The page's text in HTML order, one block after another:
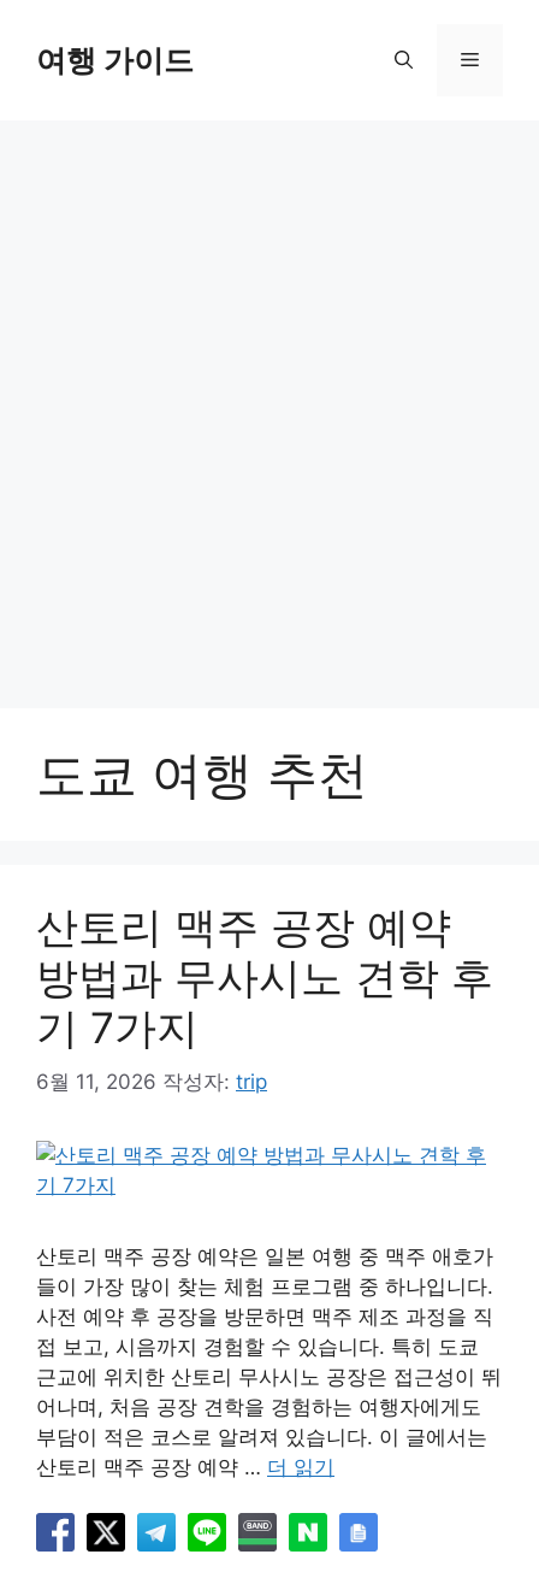
여행 가이드 메
도쿄 여행 추천
산토리 맥주 공장 예약
방법과 무사시노 견학 후
기 7가지
6월 11, 2026 작성자: trip
산토리 맥주 공장 예약은 일본 여행 중 맥주 애호가
들이 가장 많이 찾는 체험 프로그램 중 하나입니다.
사전 예약 후 공장을 방문하면 맥주 제조 과정을 직
접 보고, 시음까지 경험할 수 있습니다. 특히 도쿄
근교에 위치한 산토리 무사시노 공장은 접근성이 뛰
어나며, 처음 공장 견학을 경험하는 여행자에게도
부담이 적은 코스로 알려져 있습니다. 이 글에서는
산토리 맥주 공장 예약 … 더 읽기